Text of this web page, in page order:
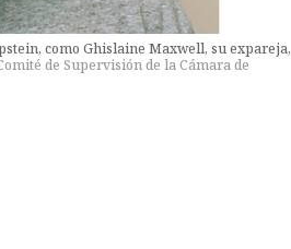
como Ghislaine Maxwell, su expareja,
de Supervisión de la Cámara de